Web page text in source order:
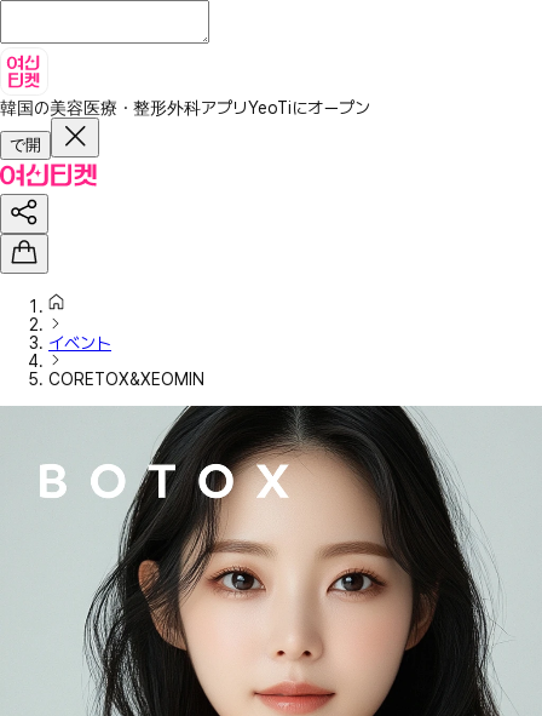
韓国の美容医療・整形外科アプリYeoTiにオープン
で開
イベント
CORETOX&XEOMIN